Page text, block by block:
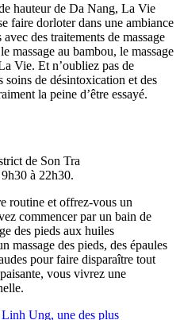
hauteur de Da Nang, La Vie
faire dorloter dans une ambiance
des traitements de massage
massage au bambou, le massage
Vie. Et n’oubliez pas de
soins de désintoxication et des
la peine d’être essayé.
de Son Tra
à 22h30.
routine et offrez-vous un
commencer par un bain de
des pieds aux huiles
massage des pieds, des épaules
pour faire disparaître tout
vous vivrez une
Linh Ung, une des plus